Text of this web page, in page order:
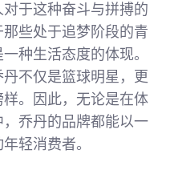
于这种奋斗与拼搏的
些处于追梦阶段的青
种生活态度的体现。
不仅是篮球明星，更
。因此，无论是在体
乔丹的品牌都能以一
轻消费者。